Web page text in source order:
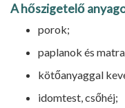
A hőszigetelő
porok;
paplanok és
kötőanyaggal
idomtest, csőhéj;